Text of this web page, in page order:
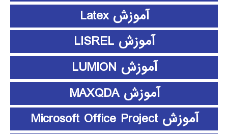
آموزش Latex
آموزش LISREL
آموزش LUMION
آموزش MAXQDA
آموزش Microsoft Office Project